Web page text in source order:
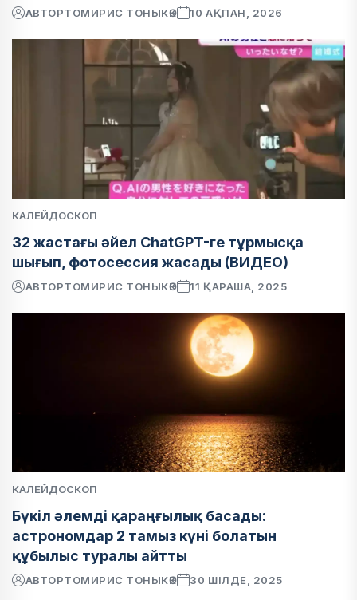
АВТОРТОМИРИС ТОНЫКӨК 10 АҚПАН, 2026
КАЛЕЙДОСКОП
32 жастағы әйел ChatGPT-ге тұрмысқа
шығып, фотосессия жасады (ВИДЕО)
АВТОРТОМИРИС ТОНЫКӨК 11 ҚАРАША, 2025
КАЛЕЙДОСКОП
Бүкіл әлемді қараңғылық басады:
астрономдар 2 тамыз күні болатын
құбылыс туралы айтты
АВТОРТОМИРИС ТОНЫКӨК 30 ШІЛДЕ, 2025